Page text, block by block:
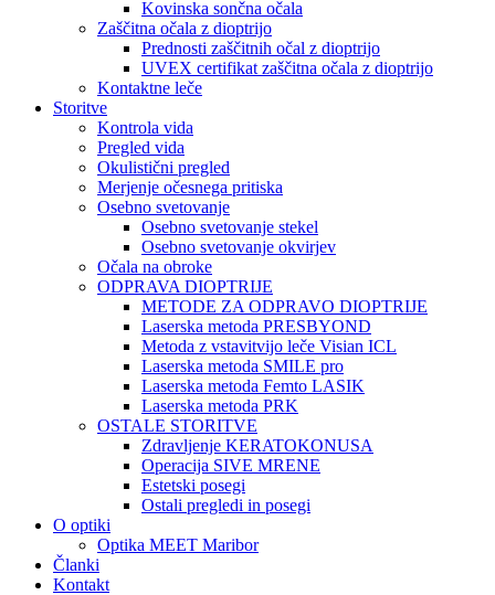
Kovinska sončna očala
Zaščitna očala z dioptrijo
Prednosti zaščitnih očal z dioptrijo
UVEX certifikat zaščitna očala z dioptrijo
Kontaktne leče
Storitve
Kontrola vida
Pregled vida
Okulistični pregled
Merjenje očesnega pritiska
Osebno svetovanje
Osebno svetovanje stekel
Osebno svetovanje okvirjev
Očala na obroke
ODPRAVA DIOPTRIJE
METODE ZA ODPRAVO DIOPTRIJE
Laserska metoda PRESBYOND
Metoda z vstavitvijo leče Visian ICL
Laserska metoda SMILE pro
Laserska metoda Femto LASIK
Laserska metoda PRK
OSTALE STORITVE
Zdravljenje KERATOKONUSA
Operacija SIVE MRENE
Estetski posegi
Ostali pregledi in posegi
O optiki
Optika MEET Maribor
Članki
Kontakt